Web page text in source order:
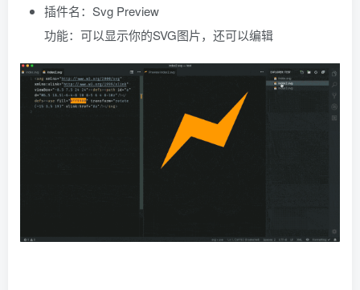
插件名：Svg Preview
功能：可以显示你的SVG图片，还可以编辑